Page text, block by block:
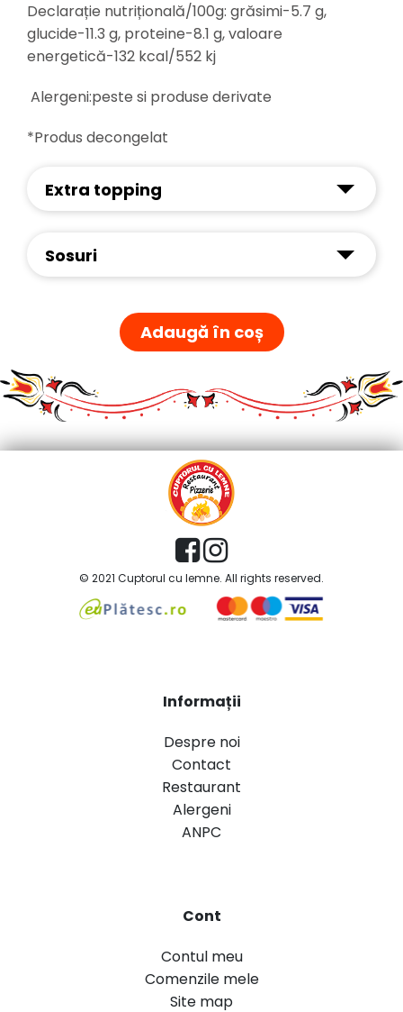
Declarație nutrițională/100g: grăsimi-5.7 g,
glucide-11.3 g, proteine-8.1 g, valoare
energetică-132 kcal/552 kj
Alergeni:peste si produse derivate
*Produs decongelat
Extra topping
Sosuri
Adaugă în coș
© 2021 Cuptorul cu lemne. All rights reserved.
Informații
Despre noi
Contact
Restaurant
Alergeni
ANPC
Cont
Contul meu
Comenzile mele
Site map